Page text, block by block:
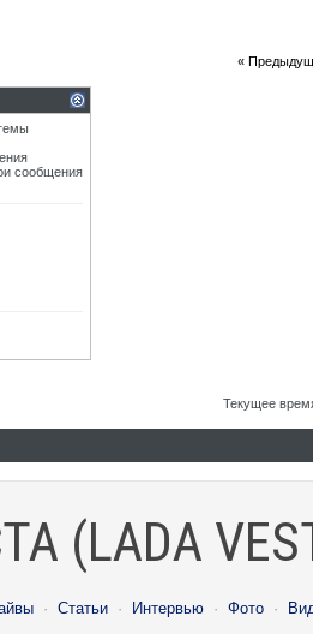
«
сообщения
Текущее
(LADA
· Статьи · Интервью · Фото ·